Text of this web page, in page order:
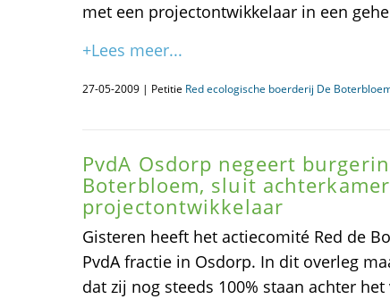
met een projectontwikkelaar in een
+Lees meer...
27-05-2009 | Petitie Red ecologische boerderij De
PvdA Osdorp negeert
Boterbloem, sluit
projectontwikkelaar
Gisteren heeft het actiecomité Red de
PvdA fractie in Osdorp. In dit overleg
dat zij nog steeds 100% staan achter